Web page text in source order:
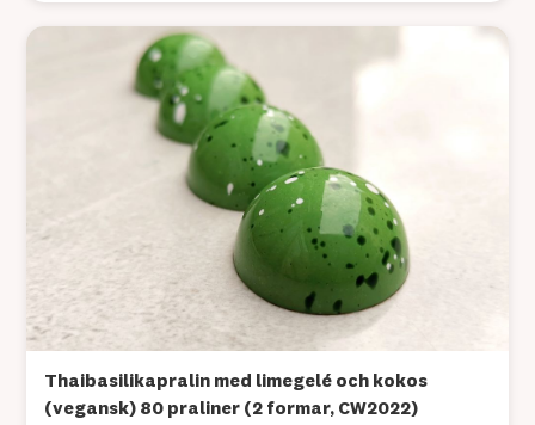
Thaibasilikapralin med limegelé och kokos
(vegansk) 80 praliner (2 formar, CW2022)